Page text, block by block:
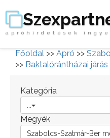
apróhirdetések
Főoldal >> Apró >>
>> Baktalórántházai járás
Kategória
Megyék
Szabolcs-Szatmár-Ber